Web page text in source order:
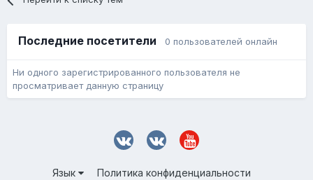
Последние посетители 0 пользователей онлайн
Ни одного зарегистрированного пользователя не
просматривает данную страницу
Язык
Политика конфиденциальности